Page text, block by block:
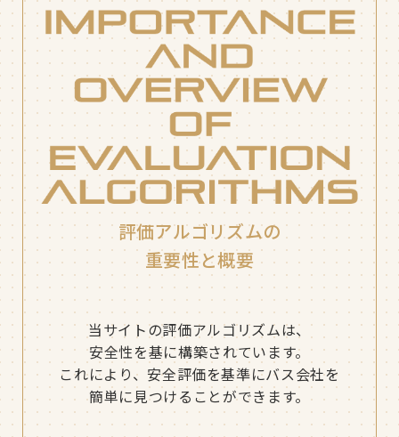
評価アルゴリズムの
重要性と概要
当サイトの評価アルゴリズムは、
安全性を基に構築されています。
これにより、安全評価を基準にバス会社を
簡単に見つけることができます。